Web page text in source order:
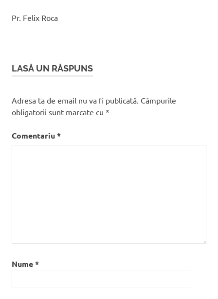
Pr. Felix Roca
LASĂ UN RĂSPUNS
Adresa ta de email nu va fi publicată. Câmpurile
obligatorii sunt marcate cu *
Comentariu*
Nume*